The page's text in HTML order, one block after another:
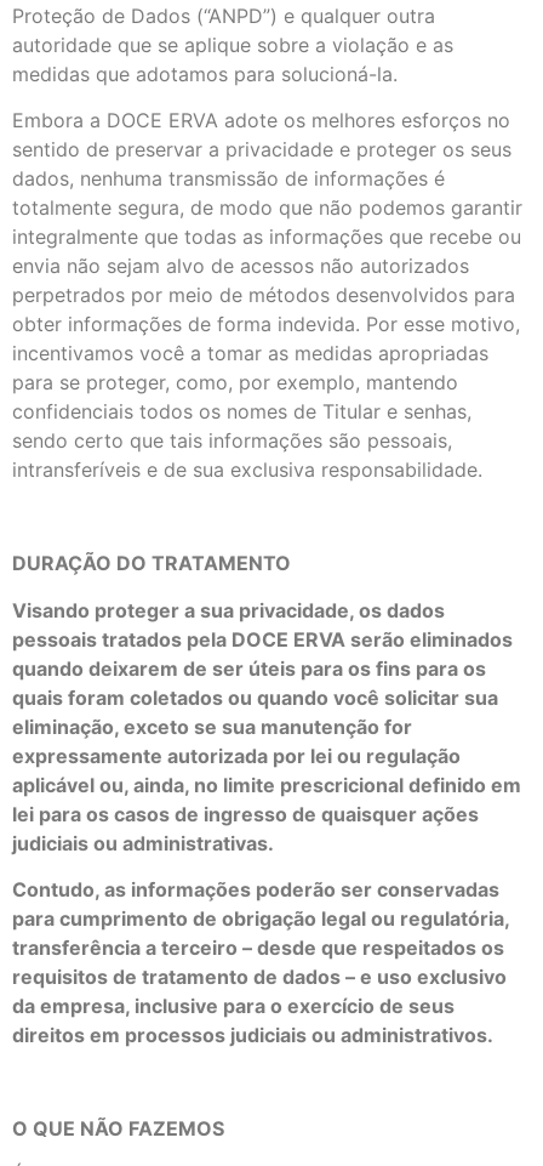
Proteção de Dados (“ANPD”) e qualquer outra
autoridade que se aplique sobre a violação e as
medidas que adotamos para solucioná-la.
Embora a DOCE ERVA adote os melhores esforços no
sentido de preservar a privacidade e proteger os seus
dados, nenhuma transmissão de informações é
totalmente segura, de modo que não podemos garantir
integralmente que todas as informações que recebe ou
envia não sejam alvo de acessos não autorizados
perpetrados por meio de métodos desenvolvidos para
obter informações de forma indevida. Por esse motivo,
incentivamos você a tomar as medidas apropriadas
para se proteger, como, por exemplo, mantendo
confidenciais todos os nomes de Titular e senhas,
sendo certo que tais informações são pessoais,
intransferíveis e de sua exclusiva responsabilidade.
DURAÇÃO DO TRATAMENTO
Visando proteger a sua privacidade, os dados
pessoais tratados pela DOCE ERVA serão eliminados
quando deixarem de ser úteis para os fins para os
quais foram coletados ou quando você solicitar sua
eliminação, exceto se sua manutenção for
expressamente autorizada por lei ou regulação
aplicável ou, ainda, no limite prescricional definido em
lei para os casos de ingresso de quaisquer ações
judiciais ou administrativas.
Contudo, as informações poderão ser conservadas
para cumprimento de obrigação legal ou regulatória,
transferência a terceiro – desde que respeitados os
requisitos de tratamento de dados – e uso exclusivo
da empresa, inclusive para o exercício de seus
direitos em processos judiciais ou administrativos.
O QUE NÃO FAZEMOS